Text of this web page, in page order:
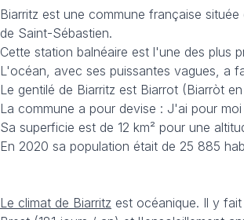
Biarritz est une commune française
de Saint-Sébastien.
Cette station balnéaire est l'une des plus
L'océan, avec ses puissantes vagues, a
Le gentilé de Biarritz est Biarrot (Biarròt
La commune a pour devise : J'ai pour
Sa superficie est de 12 km² pour une
En 2020 sa population était de 25 885
Le climat de Biarritz est océanique. Il y